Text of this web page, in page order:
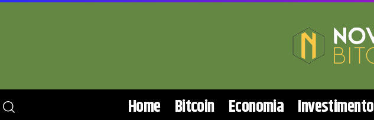
Home Bitcoin Economia Investimento